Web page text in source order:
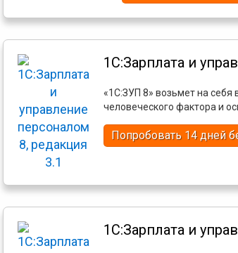
1С:Зарплата и
«1С:ЗУП 8» возьмет на
человеческого фактора и
Попробовать 14 дней
1С:Зарплата и